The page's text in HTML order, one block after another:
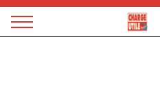
Magazine
Panneau de gestion des cookies